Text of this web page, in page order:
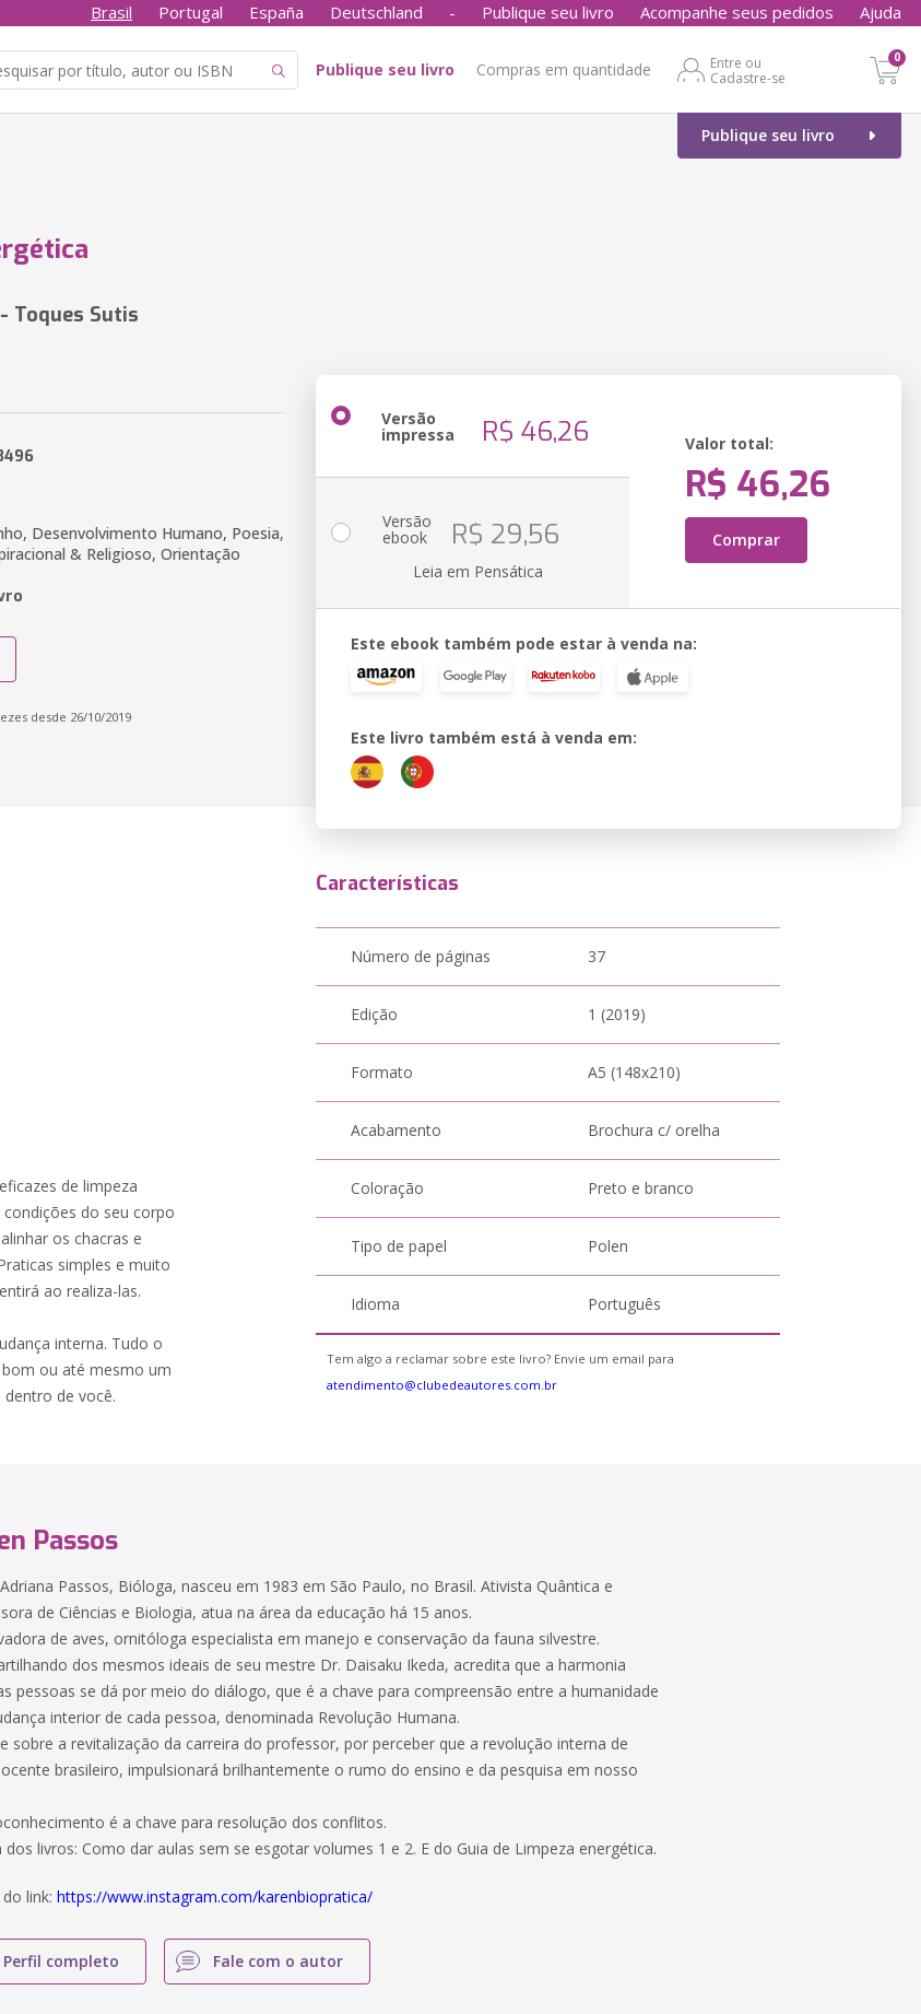
Brasil Portugal España Deutschland - Publique seu livro Acompanhe seus pedidos Ajuda
Publique seu livro Compras em quantidade
Entre ou
Cadastre-se
0
Publique seu livro
Toques Sutis
Desenvolvimento Humano, Poesia,
& Religioso, Orientação
desde 26/10/2019
Versão
impressa R$ 46,26 Valor total:
R$ 46,26
Comprar
Versão
ebook R$ 29,56
Leia em Pensática
Este ebook também pode estar à venda na:
Este livro também está à venda em:
de limpeza
do seu corpo
os chacras e
simples e muito
ao realiza-las.
interna. Tudo o
ou até mesmo um
de você.
Características
Número de páginas 37
Edição 1 (2019)
Formato A5 (148x210)
Acabamento Brochura c/ orelha
Coloração Preto e branco
Tipo de papel Polen
Idioma Português
Tem algo a reclamar sobre este livro? Envie um email para
atendimento@clubedeautores.com.br
Passos
Passos, Bióloga, nasceu em 1983 em São Paulo, no Brasil. Ativista Quântica e
de Ciências e Biologia, atua na área da educação há 15 anos.
de aves, ornitóloga especialista em manejo e conservação da fauna silvestre.
dos mesmos ideais de seu mestre Dr. Daisaku Ikeda, acredita que a harmonia
pessoas se dá por meio do diálogo, que é a chave para compreensão entre a humanidade
interior de cada pessoa, denominada Revolução Humana.
sobre a revitalização da carreira do professor, por perceber que a revolução interna de
brasileiro, impulsionará brilhantemente o rumo do ensino e da pesquisa em nosso
é a chave para resolução dos conflitos.
dos livros: Como dar aulas sem se esgotar volumes 1 e 2. E do Guia de Limpeza energética.
do link:https://www.instagram.com/karenbiopratica/
Perfil completo Fale com o autor